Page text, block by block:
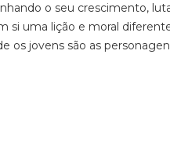
o seu crescimento,
si uma lição e moral
os jovens são as